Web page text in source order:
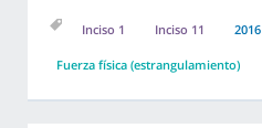
Inciso 1 Inciso 11 2016
Fuerza física (estrangulamiento)